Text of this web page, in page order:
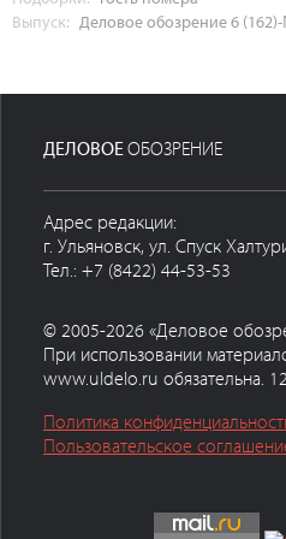
Выпуск: Деловое обозрение 6
ДЕЛОВОЕ ОБОЗРЕНИЕ
Адрес редакции:
г. Ульяновск, ул. Спуск
Тел.: +7 (8422) 44-53-53
© 2005-2026 «Деловое
При использовании
www.uldelo.ru обязательна.
Политика
Пользовательское